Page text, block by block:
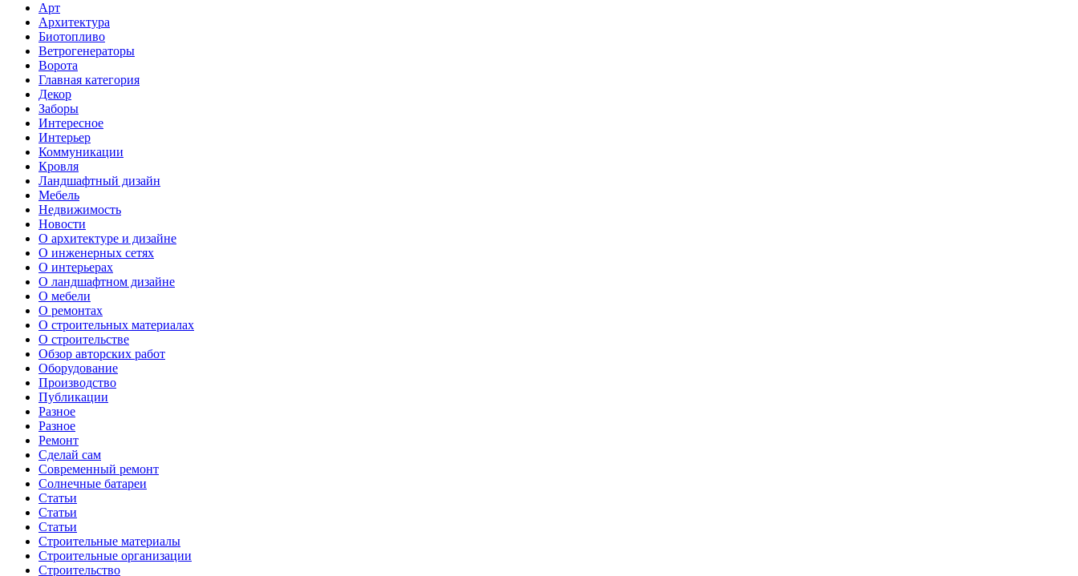
Арт
Архитектура
Биотопливо
Ветрогенераторы
Ворота
Главная категория
Декор
Заборы
Интересное
Интерьер
Коммуникации
Кровля
Ландшафтный дизайн
Мебель
Недвижимость
Новости
О архитектуре и дизайне
О инженерных сетях
О интерьерах
О ландшафтном дизайне
О мебели
О ремонтах
О строительных материалах
О строительстве
Обзор авторских работ
Оборудование
Производство
Публикации
Разное
Разное
Ремонт
Сделай сам
Современный ремонт
Солнечные батареи
Статьи
Статьи
Статьи
Строительные материалы
Строительные организации
Строительство